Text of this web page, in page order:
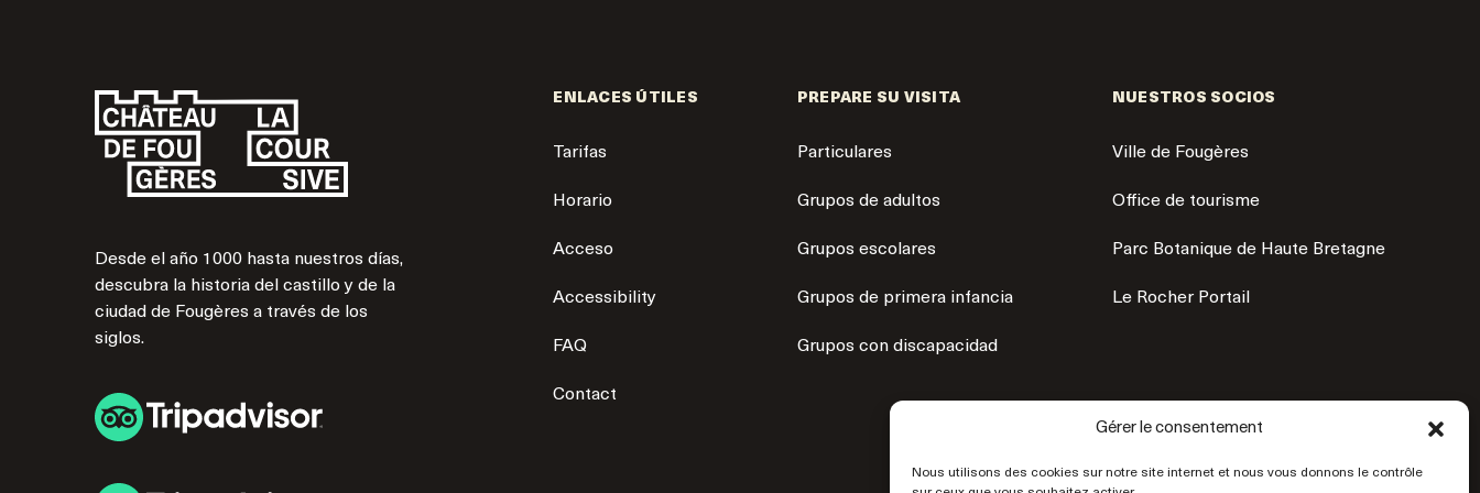
Gérer le consentement
Nous utilisons des cookies sur notre site internet et nous vous donnons le contrôle
Desde el año 1000 hasta nuestros días,
descubra la historia del castillo y de la
ciudad de Fougères a través de los
siglos.
ENLACES ÚTILES
Tarifas
Horario
Acceso
Accessibility
FAQ
Contact
PREPARE SU VISITA
Particulares
Grupos de adultos
Grupos escolares
Grupos de primera infancia
Grupos con discapacidad
NUESTROS SOCIOS
Ville de Fougères
Office de tourisme
Parc Botanique de Haute Bretagne
Le Rocher Portail